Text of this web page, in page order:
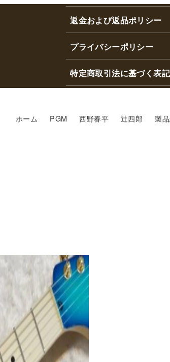
返金および返品ポリシー
プライバシーポリシー
特定商取引法に基づく表記
ホーム PGM 西野春平 辻四郎 製